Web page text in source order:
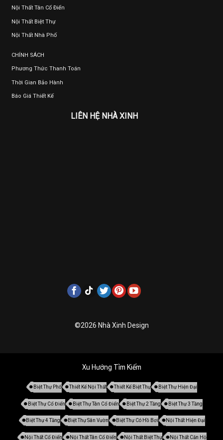
Nội Thất Tân Cổ Điển
Nội Thất Biệt Thự
Nội Thất Nhà Phố
CHÍNH SÁCH
Phương Thức Thanh Toán
Thời Gian Bảo Hành
Báo Giá Thiết Kế
LIÊN HỆ NHÀ XINH
©2026 Nhà Xinh Design
Xu Hướng Tìm Kiếm
Biệt Thự Phố Thiết Kế Nội Thất Thiết Kế Biệt Thự Biệt Thự Hiện Đại
Biệt Thự Cổ Điển Biệt Thự Tân Cổ Điển Biệt Thự 2 Tầng Biệt Thự 3 Tầng
Biệt Thự 4 Tầng Biệt Thự Sân Vườn Biệt Thự Có Hồ Bơi Nội Thất Hiện Đại
Nội Thất Cổ Điển Nội Thất Tân Cổ Điển Nội Thất Biệt Thự Nội Thất Căn Hộ